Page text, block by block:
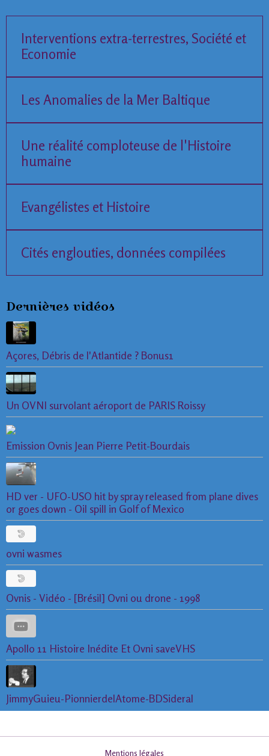
Interventions extra-terrestres, Société et
Economie
Les Anomalies de la Mer Baltique
Une réalité comploteuse de l'Histoire
humaine
Evangélistes et Histoire
Cités englouties, données compilées
Dernières vidéos
Açores, Débris de l'Atlantide ? Bonus1
Un OVNI survolant aéroport de PARIS Roissy
Emission Ovnis Jean Pierre Petit-Bourdais
HD ver - UFO-USO hit by spray released from plane dives
or goes down - Oil spill in Golf of Mexico
ovni wasmes
Ovnis - Vidéo - [Brésil] Ovni ou drone - 1998
Apollo 11 Histoire Inédite Et Ovni saveVHS
JimmyGuieu-PionnierdelAtome-BDSideral
Mentions légales